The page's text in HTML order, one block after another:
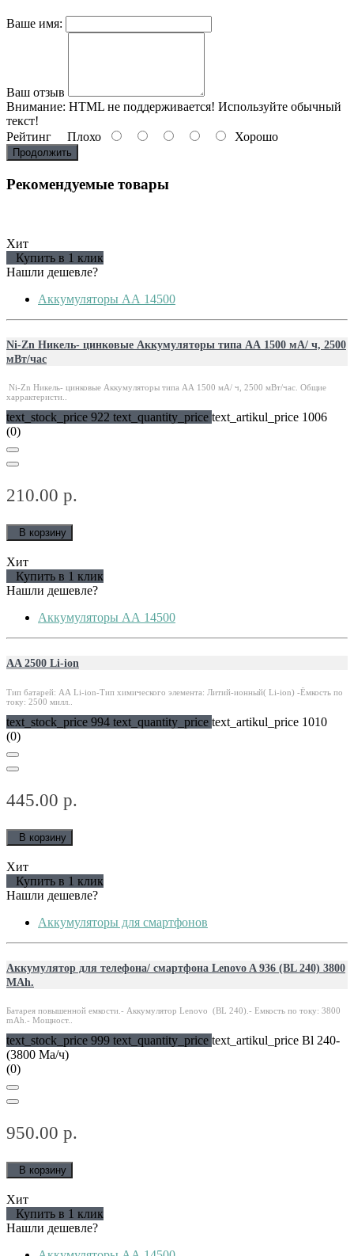
Ваше имя:
Ваш отзыв
Внимание: HTML не поддерживается! Используйте обычный
текст!
Рейтинг Плохо Хорошо
Продолжить
Рекомендуемые товары
Хит
Купить в 1 клик
Нашли дешевле?
Аккумуляторы АА 14500
Ni-Zn Никель- цинковые Аккумуляторы типа АА 1500 мА/ ч, 2500
мВт/час
Ni-Zn Никель- цинковые Аккумуляторы типа АА 1500 мА/ ч, 2500 мВт/час. Общие
харрактеристи..
text_stock_price 922 text_quantity_price text_artikul_price 1006
(0)
210.00 р.
В корзину
Хит
Купить в 1 клик
Нашли дешевле?
Аккумуляторы АА 14500
AA 2500 Li-ion
Тип батарей: АА Li-ion-Тип химического элемента: Литий-ионный( Li-ion) -Ёмкость по
току: 2500 милл..
text_stock_price 994 text_quantity_price text_artikul_price 1010
(0)
445.00 р.
В корзину
Хит
Купить в 1 клик
Нашли дешевле?
Аккумуляторы для смартфонов
Аккумулятор для телефона/ смартфона Lenovo A 936 (BL 240) 3800
MAh.
Батарея повышенной емкости.- Аккумулятор Lenovo (BL 240).- Емкость по току: 3800
mAh.- Мощност..
text_stock_price 999 text_quantity_price text_artikul_price Bl 240-
(3800 Ма/ч)
(0)
950.00 р.
В корзину
Хит
Купить в 1 клик
Нашли дешевле?